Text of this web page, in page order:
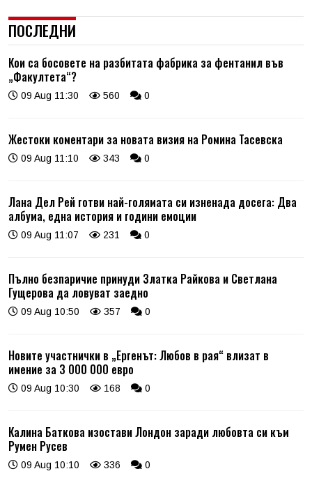
ПОСЛЕДНИ
Кои са босовете на разбитата фабрика за фентанил във
„Факултета“?
09 Aug 11:30 560 0
Жестоки коментари за новата визия на Ромина Тасевска
09 Aug 11:10 343 0
Лана Дел Рей готви най-голямата си изненада досега: Два
албума, една история и години емоции
09 Aug 11:07 231 0
Пълно безпаричие принуди Златка Райкова и Светлана
Гущерова да ловуват заедно
09 Aug 10:50 357 0
Новите участнички в „Ергенът: Любов в рая“ влизат в
имение за 3 000 000 евро
09 Aug 10:30 168 0
Калина Баткова изостави Лондон заради любовта си към
Румен Русев
09 Aug 10:10 336 0